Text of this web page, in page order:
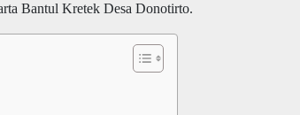
Bantul Kretek Desa Donotirto.